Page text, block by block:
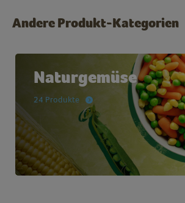
Andere Produkt-Kategorien
Naturgemüse
24 Produkte